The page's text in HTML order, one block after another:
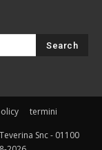
termini
Snc - 01100